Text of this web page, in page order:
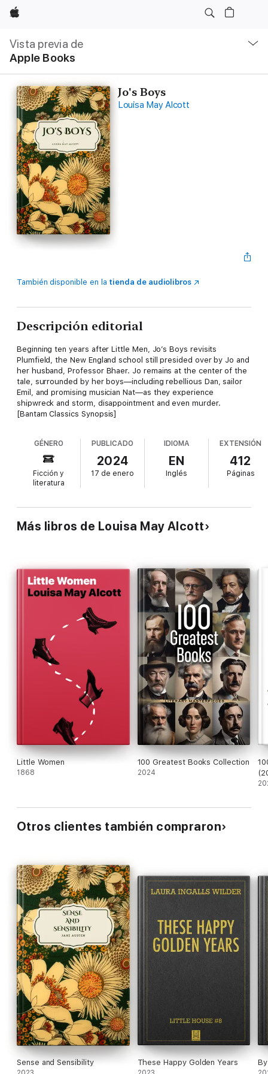
Apple
Vista previa de
Apple Books
local
Abrir
menú
Jo's Boys
Louisa May Alcott
También disponible en la tienda de audiolibros
Descripción editorial
Beginning ten years after Little Men, Jo’s Boys revisits
Plumfield, the New England school still presided over by Jo and
her husband, Professor Bhaer. Jo remains at the center of the
tale, surrounded by her boys—including rebellious Dan, sailor
Emil, and promising musician Nat—as they experience
shipwreck and storm, disappointment and even murder.
[Bantam Classics Synopsis]
GÉNERO
Ficción y
literatura
PUBLICADO
2024
17 de enero
IDIOMA
EN
Inglés
EXTENSIÓN
412
Páginas
Más libros de Louisa May Alcott
Little Women
1868
100 Greatest Books Collection
2024
Otros clientes también compraron
Sense and Sensibility These Happy Golden Years